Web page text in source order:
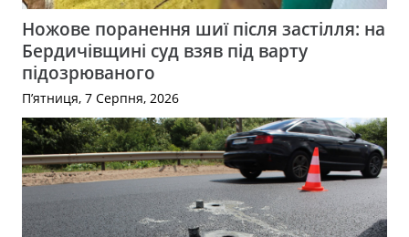
Ножове поранення шиї після застілля: на
Бердичівщині суд взяв під варту
підозрюваного
П’ятниця, 7 Серпня, 2026